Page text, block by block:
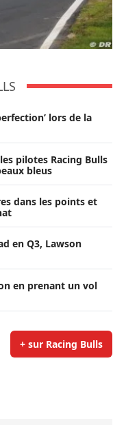
lors de la
pilotes Racing Bulls
bleus
dans les points et
en Q3, Lawson
en prenant un vol
+ sur Racing Bulls